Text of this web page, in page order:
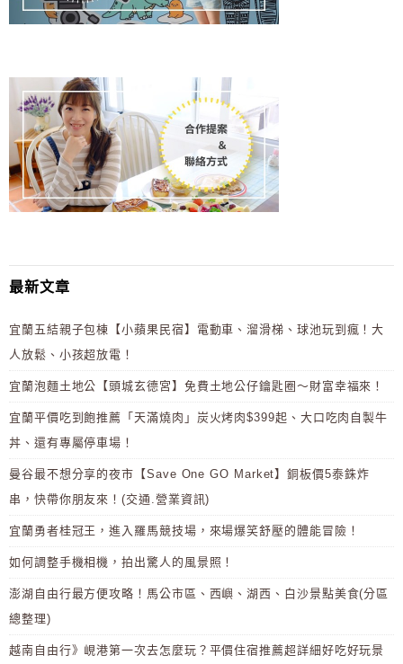
最新文章
宜蘭五結親子包棟【小蘋果民宿】電動車、溜滑梯、球池玩到瘋！大
人放鬆、小孩超放電！
宜蘭泡麵土地公【頭城玄德宮】免費土地公仔鑰匙圈～財富幸福來！
宜蘭平價吃到飽推薦「天滿燒肉」炭火烤肉$399起、大口吃肉自製牛
丼、還有專屬停車場！
曼谷最不想分享的夜市【Save One GO Market】銅板價5泰銖炸
串，快帶你朋友來！(交通.營業資訊)
宜蘭勇者桂冠王，進入羅馬競技場，來場爆笑舒壓的體能冒險！
如何調整手機相機，拍出驚人的風景照！
澎湖自由行最方便攻略！馬公市區、西嶼、湖西、白沙景點美食(分區
總整理)
越南自由行》峴港第一次去怎麼玩？平價住宿推薦超詳細好吃好玩景